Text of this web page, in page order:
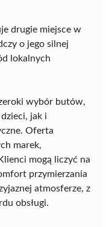
drugie miejsce w
o jego silnej
lokalnych
wybór butów,
jak i
Oferta
marek,
mogą liczyć na
przymierzania
atmosferze, z
obsługi.